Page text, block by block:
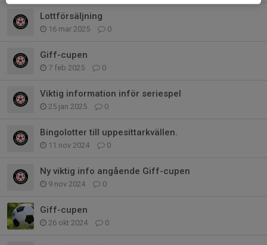
Lottförsäljning
16 mar 2025 0
Giff-cupen
7 feb 2025 0
Viktig information inför seriespel
25 jan 2025 0
Bingolotter till uppesittarkvällen.
11 nov 2024 0
Ny viktig info angående Giff-cupen
9 nov 2024 0
Giff-cupen
26 okt 2024 0